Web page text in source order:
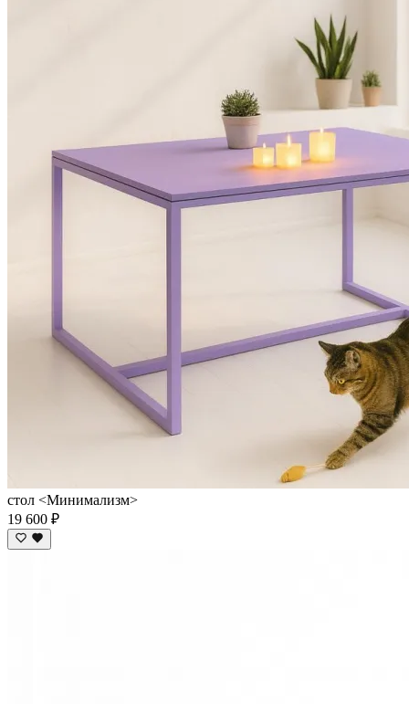
стол <Минимализм>
19 600 ₽